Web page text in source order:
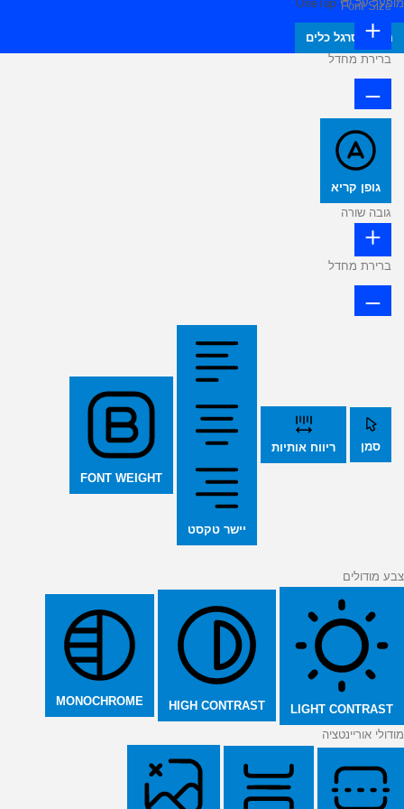
מופעל על ידי OneTap
הסתר סרגל כלים
Font Size
ברירת מחדל
גופן קריא
גובה שורה
ברירת מחדל
סמן ריווח אותיות
יישר טקסט
FONT WEIGHT
צבע מודולים
LIGHT CONTRAST
HIGH CONTRAST
MONOCHROME
מודולי אוריינטציה